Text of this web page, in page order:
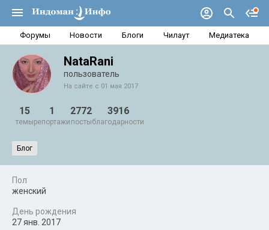
Форумы Новости Блоги Чилаут Медиатека
NataRani
пользователь
На сайте с 01 мая 2017
15
темы
1
репортажи
2772
посты
3916
благодарности
Блог
Пол
женский
День рождения
27 янв. 2017